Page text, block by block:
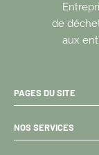
de
aux
PAGES DU SITE
NOS SERVICES